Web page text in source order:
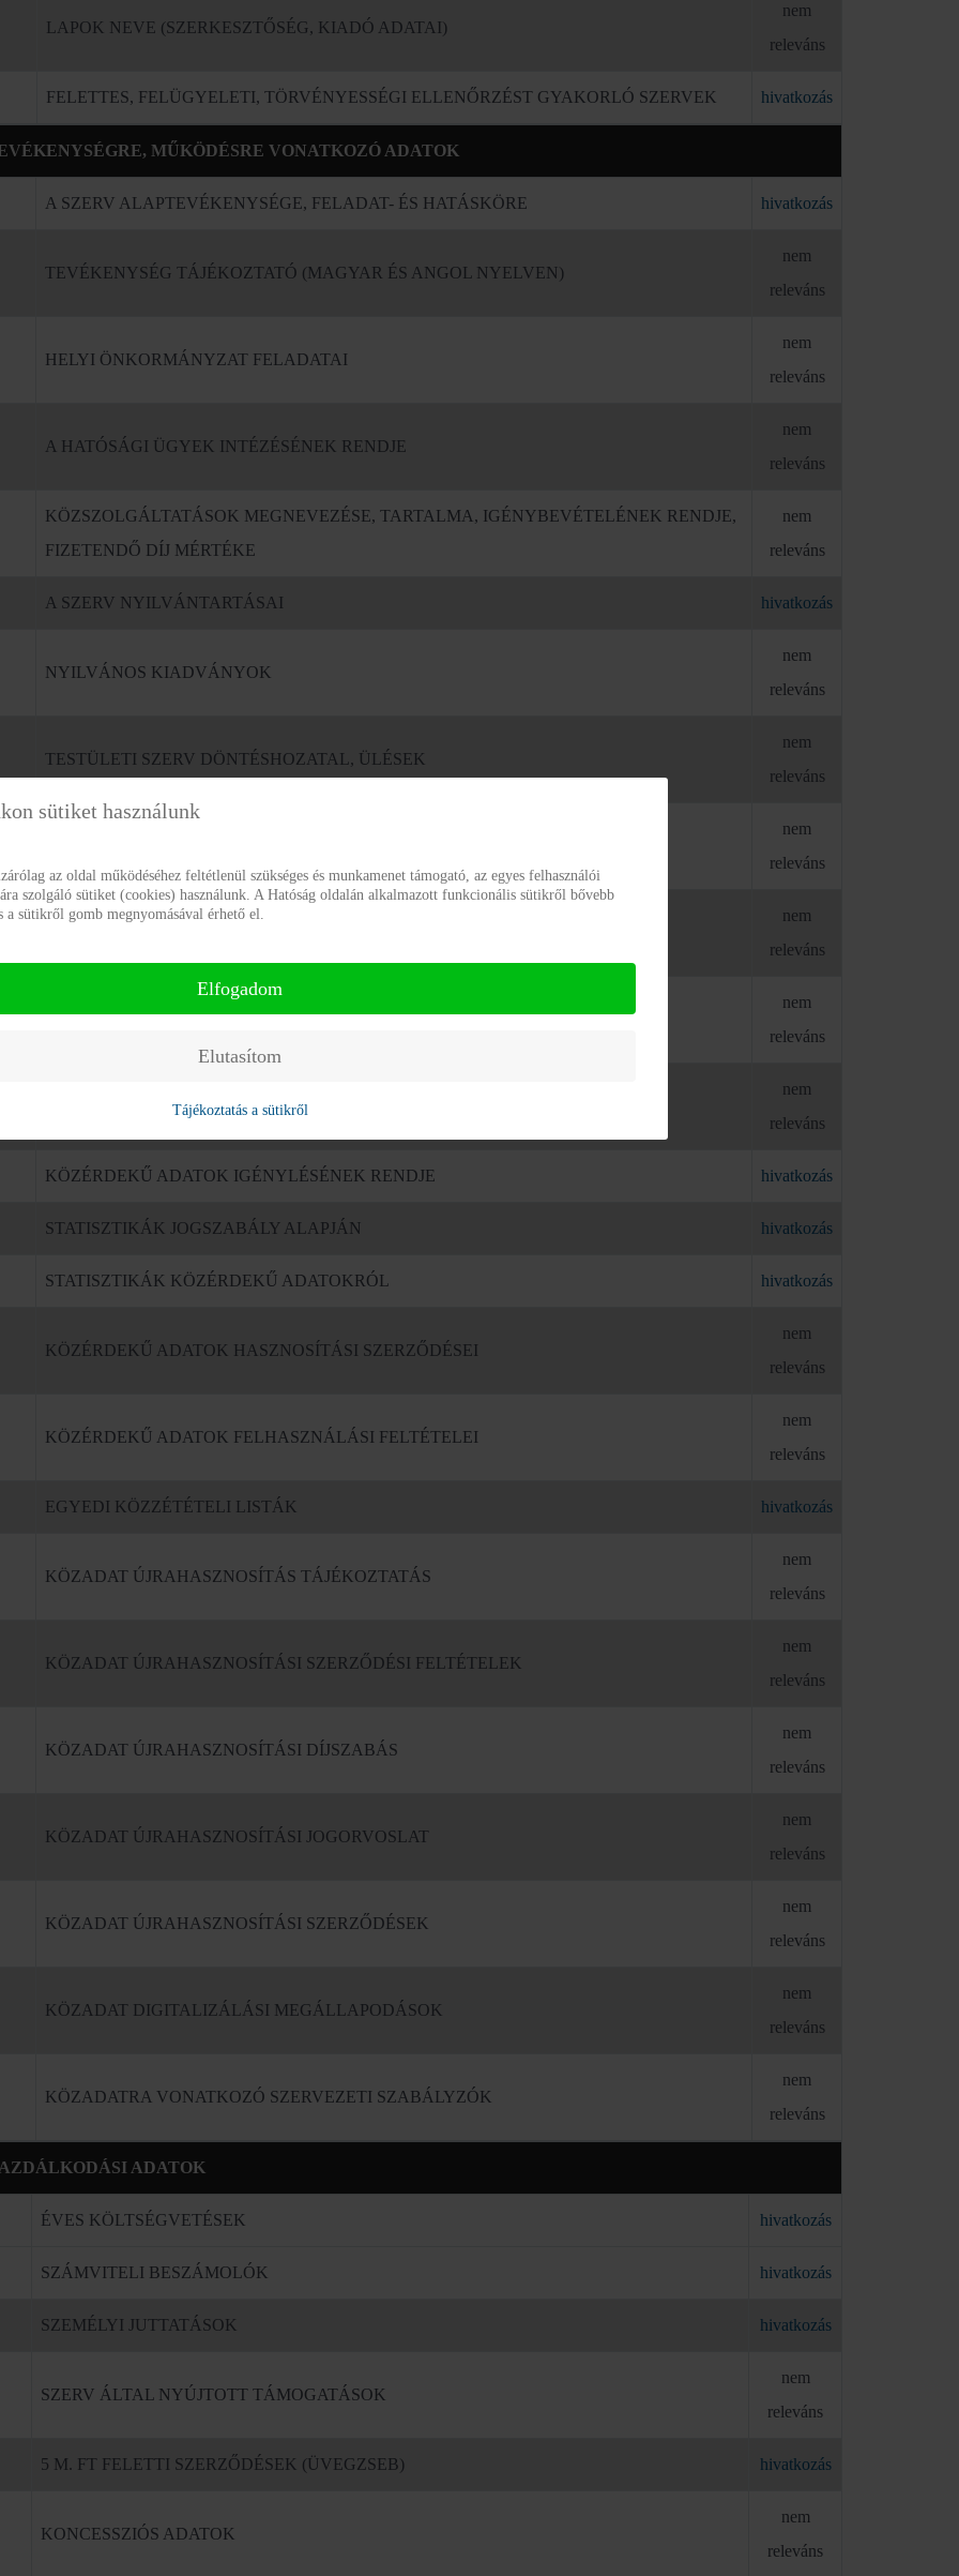
LAPOK NEVE (SZERKESZTŐSÉG, KIADÓ ADATAI)
nem
releváns
FELETTES, FELÜGYELETI, TÖRVÉNYESSÉGI ELLENŐRZÉST GYAKORLÓ SZERVEK hivatkozás
MŰKÖDÉSRE VONATKOZÓ ADATOK
A SZERV ALAPTEVÉKENYSÉGE, FELADAT- ÉS HATÁSKÖRE hivatkozás
TEVÉKENYSÉG TÁJÉKOZTATÓ (MAGYAR ÉS ANGOL NYELVEN)
nem
releváns
HELYI ÖNKORMÁNYZAT FELADATAI
nem
releváns
A HATÓSÁGI ÜGYEK INTÉZÉSÉNEK RENDJE
nem
releváns
KÖZSZOLGÁLTATÁSOK MEGNEVEZÉSE, TARTALMA, IGÉNYBEVÉTELÉNEK RENDJE,
FIZETENDŐ DÍJ MÉRTÉKE
nem
releváns
A SZERV NYILVÁNTARTÁSAI hivatkozás
NYILVÁNOS KIADVÁNYOK
nem
releváns
TESTÜLETI SZERV DÖNTÉSHOZATAL, ÜLÉSEK
nem
releváns
nem
releváns
nem
releváns
PÁLYÁZATOK
nem
releváns
ALAPTEVÉKENYSÉGGEL KAPCSOLATOS VIZSGÁLATOK
nem
releváns
KÖZÉRDEKŰ ADATOK IGÉNYLÉSÉNEK RENDJE hivatkozás
STATISZTIKÁK JOGSZABÁLY ALAPJÁN hivatkozás
STATISZTIKÁK KÖZÉRDEKŰ ADATOKRÓL hivatkozás
KÖZÉRDEKŰ ADATOK HASZNOSÍTÁSI SZERZŐDÉSEI
nem
releváns
KÖZÉRDEKŰ ADATOK FELHASZNÁLÁSI FELTÉTELEI
nem
releváns
EGYEDI KÖZZÉTÉTELI LISTÁK hivatkozás
KÖZADAT ÚJRAHASZNOSÍTÁS TÁJÉKOZTATÁS
nem
releváns
KÖZADAT ÚJRAHASZNOSÍTÁSI SZERZŐDÉSI FELTÉTELEK
nem
releváns
KÖZADAT ÚJRAHASZNOSÍTÁSI DÍJSZABÁS
nem
releváns
KÖZADAT ÚJRAHASZNOSÍTÁSI JOGORVOSLAT
nem
releváns
KÖZADAT ÚJRAHASZNOSÍTÁSI SZERZŐDÉSEK
nem
releváns
KÖZADAT DIGITALIZÁLÁSI MEGÁLLAPODÁSOK
nem
releváns
KÖZADATRA VONATKOZÓ SZERVEZETI SZABÁLYZÓK
nem
releváns
ADATOK
ÉVES KÖLTSÉGVETÉSEK hivatkozás
SZÁMVITELI BESZÁMOLÓK hivatkozás
SZEMÉLYI JUTTATÁSOK hivatkozás
SZERV ÁLTAL NYÚJTOTT TÁMOGATÁSOK
nem
releváns
5 M. FT FELETTI SZERZŐDÉSEK (ÜVEGZSEB) hivatkozás
KONCESSZIÓS ADATOK
nem
releváns
sütiket használunk
az oldal működéséhez feltétlenül szükséges és munkamenet támogató, az egyes felhasználói
szolgáló sütiket (cookies) használunk. A Hatóság oldalán alkalmazott funkcionális sütikről bővebb
a sütikről gomb megnyomásával érhető el.
Elfogadom
Elutasítom
Tájékoztatás a sütikről